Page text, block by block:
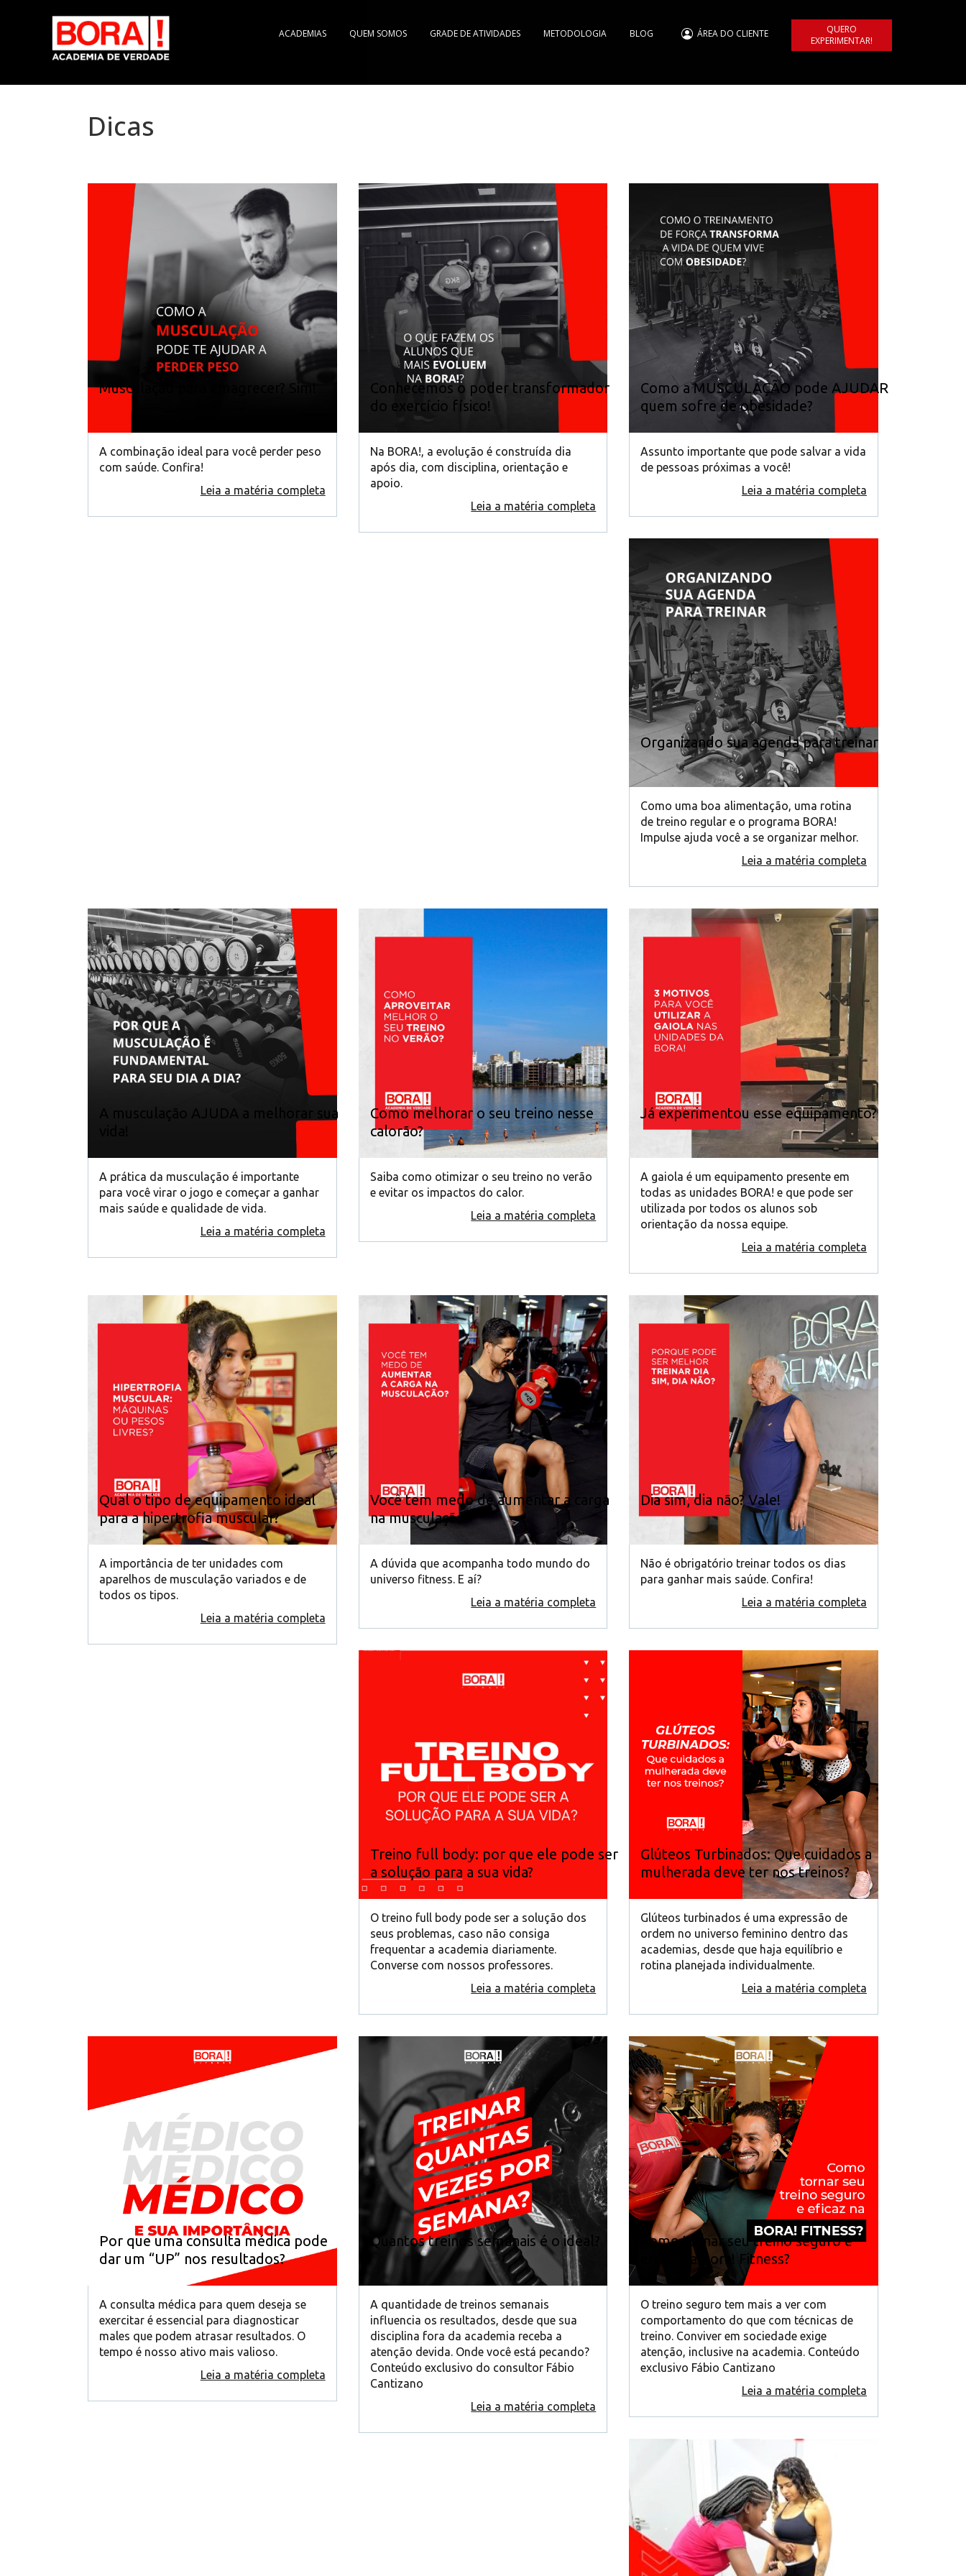
ACADEMIAS QUEM SOMOS GRADE DE ATIVIDADES METODOLOGIA BLOG ÁREA DO CLIENTE
QUERO
EXPERIMENTAR!
Dicas
Musculação para emagrecer? Sim!
A combinação ideal para você perder peso
com saúde. Confira!
Leia a matéria completa
Conhecemos o poder transformador
do exercício físico!
Na BORA!, a evolução é construída dia
após dia, com disciplina, orientação e
apoio.
Leia a matéria completa
Como a MUSCULAÇÃO pode AJUDAR
quem sofre de obesidade?
Assunto importante que pode salvar a vida
de pessoas próximas a você!
Leia a matéria completa
Organizando sua agenda para treinar
Como uma boa alimentação, uma rotina
de treino regular e o programa BORA!
Impulse ajuda você a se organizar melhor.
Leia a matéria completa
A musculação AJUDA a melhorar sua
A prática da musculação é importante
para você virar o jogo e começar a ganhar
mais saúde e qualidade de vida.
Leia a matéria completa
Como melhorar o seu treino nesse
calorão?
Saiba como otimizar o seu treino no verão
e evitar os impactos do calor.
Leia a matéria completa
Já experimentou esse equipamento?
A gaiola é um equipamento presente em
todas as unidades BORA! e que pode ser
utilizada por todos os alunos sob
orientação da nossa equipe.
Leia a matéria completa
Qual o tipo de equipamento ideal
para a hipertrofia muscular?
A importância de ter unidades com
aparelhos de musculação variados e de
todos os tipos.
Leia a matéria completa
Você tem medo de aumentar a carga
na musculação?
A dúvida que acompanha todo mundo do
universo fitness. E aí?
Leia a matéria completa
Dia sim, dia não? Vale!
Não é obrigatório treinar todos os dias
para ganhar mais saúde. Confira!
Leia a matéria completa
Treino full body: por que ele pode ser
a solução para a sua vida?
O treino full body pode ser a solução dos
seus problemas, caso não consiga
frequentar a academia diariamente.
Converse com nossos professores.
Leia a matéria completa
Glúteos Turbinados: Que cuidados a
mulherada deve ter nos treinos?
Glúteos turbinados é uma expressão de
ordem no universo feminino dentro das
academias, desde que haja equilíbrio e
rotina planejada individualmente.
Leia a matéria completa
Por que uma consulta médica pode
dar um “UP” nos resultados?
A consulta médica para quem deseja se
exercitar é essencial para diagnosticar
males que podem atrasar resultados. O
tempo é nosso ativo mais valioso.
Leia a matéria completa
Quantos treinos semanais é o ideal?
A quantidade de treinos semanais
influencia os resultados, desde que sua
disciplina fora da academia receba a
atenção devida. Onde você está pecando?
Conteúdo exclusivo do consultor Fábio
Cantizano
Leia a matéria completa
Como tornar seu treino seguro e
eficaz na Bora! Fitness?
O treino seguro tem mais a ver com
comportamento do que com técnicas de
treino. Conviver em sociedade exige
atenção, inclusive na academia. Conteúdo
exclusivo Fábio Cantizano
Leia a matéria completa